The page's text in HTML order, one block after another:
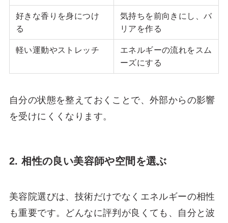
好きな香りを身につけ
る
気持ちを前向きにし、バ
リアを作る
軽い運動やストレッチ
エネルギーの流れをスム
ーズにする
自分の状態を整えておくことで、外部からの影響
を受けにくくなります。
2. 相性の良い美容師や空間を選ぶ
美容院選びは、技術だけでなくエネルギーの相性
も重要です。どんなに評判が良くても、自分と波